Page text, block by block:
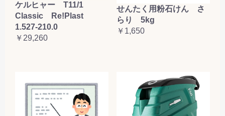
ケルヒャー T11/1
Classic Re!Plast
1.527-210.0
￥29,260
せんたく用粉石けん さ
らり 5kg
￥1,650